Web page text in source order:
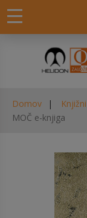
Domov
MOČ e-knjiga